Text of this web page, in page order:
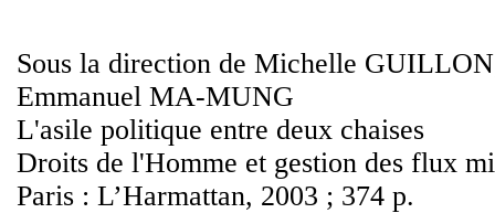
Sous la direction de Michelle
Emmanuel MA-MUNG
L'asile politique entre deux chaises
Droits de l'Homme et gestion des flux
Paris : L’Harmattan, 2003 ; 374 p.